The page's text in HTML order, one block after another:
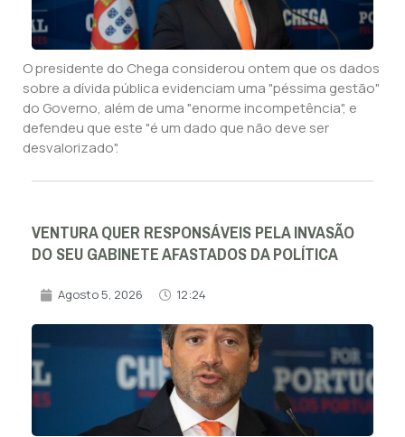
O presidente do Chega considerou ontem que os dados
sobre a dívida pública evidenciam uma "péssima gestão"
do Governo, além de uma "enorme incompetência", e
defendeu que este "é um dado que não deve ser
desvalorizado".
VENTURA QUER RESPONSÁVEIS PELA INVASÃO
DO SEU GABINETE AFASTADOS DA POLÍTICA
Agosto 5, 2026 12:24